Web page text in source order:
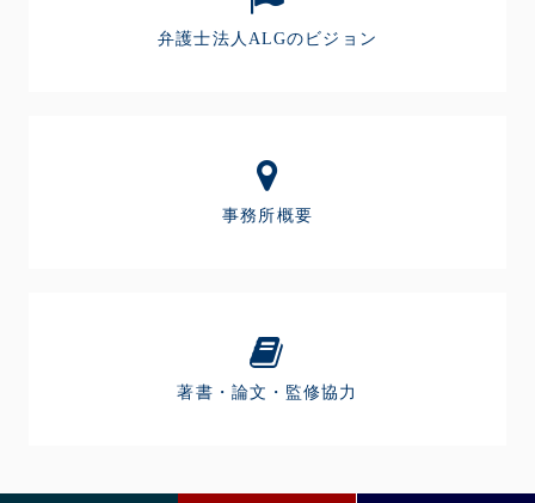
弁護士法人ALGのビジョン
事務所概要
著書・論文・監修協力